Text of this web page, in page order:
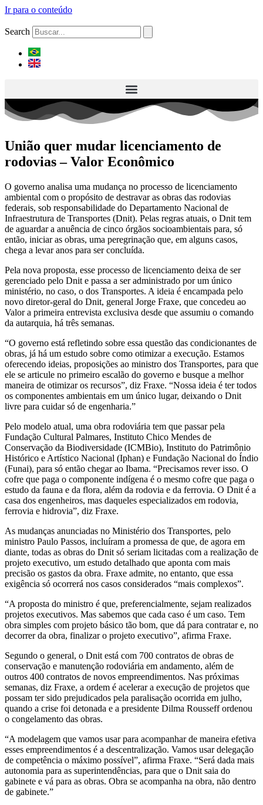
Ir para o conteúdo
Search
União quer mudar licenciamento de
rodovias – Valor Econômico
O governo analisa uma mudança no processo de licenciamento
ambiental com o propósito de destravar as obras das rodovias
federais, sob responsabilidade do Departamento Nacional de
Infraestrutura de Transportes (Dnit). Pelas regras atuais, o Dnit tem
de aguardar a anuência de cinco órgãos socioambientais para, só
então, iniciar as obras, uma peregrinação que, em alguns casos,
chega a levar anos para ser concluída.
Pela nova proposta, esse processo de licenciamento deixa de ser
gerenciado pelo Dnit e passa a ser administrado por um único
ministério, no caso, o dos Transportes. A ideia é encampada pelo
novo diretor-geral do Dnit, general Jorge Fraxe, que concedeu ao
Valor a primeira entrevista exclusiva desde que assumiu o comando
da autarquia, há três semanas.
“O governo está refletindo sobre essa questão das condicionantes de
obras, já há um estudo sobre como otimizar a execução. Estamos
oferecendo ideias, proposições ao ministro dos Transportes, para que
ele se articule no primeiro escalão do governo e busque a melhor
maneira de otimizar os recursos”, diz Fraxe. “Nossa ideia é ter todos
os componentes ambientais em um único lugar, deixando o Dnit
livre para cuidar só de engenharia.”
Pelo modelo atual, uma obra rodoviária tem que passar pela
Fundação Cultural Palmares, Instituto Chico Mendes de
Conservação da Biodiversidade (ICMBio), Instituto do Patrimônio
Histórico e Artístico Nacional (Iphan) e Fundação Nacional do Índio
(Funai), para só então chegar ao Ibama. “Precisamos rever isso. O
cofre que paga o componente indígena é o mesmo cofre que paga o
estudo da fauna e da flora, além da rodovia e da ferrovia. O Dnit é a
casa dos engenheiros, mas daqueles especializados em rodovia,
ferrovia e hidrovia”, diz Fraxe.
As mudanças anunciadas no Ministério dos Transportes, pelo
ministro Paulo Passos, incluíram a promessa de que, de agora em
diante, todas as obras do Dnit só seriam licitadas com a realização de
projeto executivo, um estudo detalhado que aponta com mais
precisão os gastos da obra. Fraxe admite, no entanto, que essa
exigência só ocorrerá nos casos considerados “mais complexos”.
“A proposta do ministro é que, preferencialmente, sejam realizados
projetos executivos. Mas sabemos que cada caso é um caso. Tem
obra simples com projeto básico tão bom, que dá para contratar e, no
decorrer da obra, finalizar o projeto executivo”, afirma Fraxe.
Segundo o general, o Dnit está com 700 contratos de obras de
conservação e manutenção rodoviária em andamento, além de
outros 400 contratos de novos empreendimentos. Nas próximas
semanas, diz Fraxe, a ordem é acelerar a execução de projetos que
possam ter sido prejudicados pela paralisação ocorrida em julho,
quando a crise foi detonada e a presidente Dilma Rousseff ordenou
o congelamento das obras.
“A modelagem que vamos usar para acompanhar de maneira efetiva
esses empreendimentos é a descentralização. Vamos usar delegação
de competência o máximo possível”, afirma Fraxe. “Será dada mais
autonomia para as superintendências, para que o Dnit saia do
gabinete e vá para as obras. Obra se acompanha na obra, não dentro
de gabinete.”